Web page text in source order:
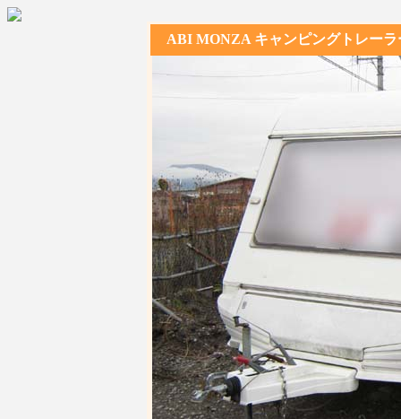
ABI MONZA キャンピングトレーラ